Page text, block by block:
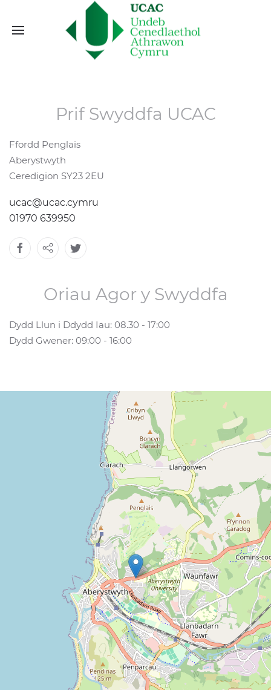
Prif Swyddfa UCAC
Ffordd Penglais
Aberystwyth
Ceredigion SY23 2EU
ucac@ucac.cymru
01970 639950
Oriau Agor y Swyddfa
Dydd Llun i Ddydd Iau: 08.30 - 17:00
Dydd Gwener: 09:00 - 16:00